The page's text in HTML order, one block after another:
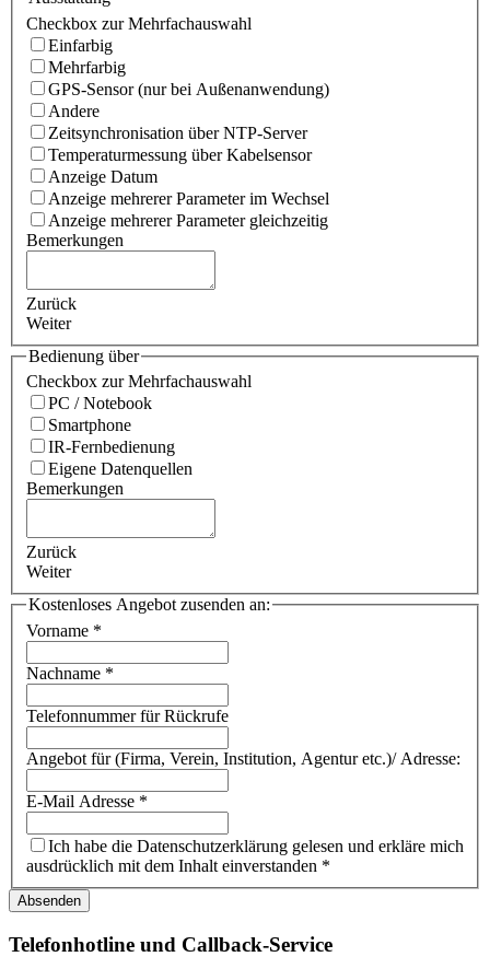
Checkbox zur Mehrfachauswahl
Einfarbig
Mehrfarbig
GPS-Sensor (nur bei Außenanwendung)
Andere
Zeitsynchronisation über NTP-Server
Temperaturmessung über Kabelsensor
Anzeige Datum
Anzeige mehrerer Parameter im Wechsel
Anzeige mehrerer Parameter gleichzeitig
Bemerkungen
Zurück
Weiter
Bedienung über
Checkbox zur Mehrfachauswahl
PC / Notebook
Smartphone
IR-Fernbedienung
Eigene Datenquellen
Bemerkungen
Zurück
Weiter
Kostenloses Angebot zusenden an:
Vorname *
Nachname *
Telefonnummer für Rückrufe
Angebot für (Firma, Verein, Institution, Agentur etc.)/ Adresse:
E-Mail Adresse *
Ich habe die Datenschutzerklärung gelesen und erkläre mich
ausdrücklich mit dem Inhalt einverstanden *
Absenden
Telefonhotline und Callback-Service